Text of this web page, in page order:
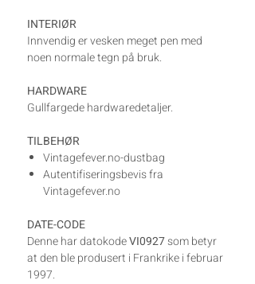
INTERIØR
Innvendig er vesken meget pen med
noen normale tegn på bruk.
HARDWARE
Gullfargede hardwaredetaljer.
TILBEHØR
Vintagefever.no-dustbag
Autentifiseringsbevis fra
Vintagefever.no
DATE-CODE
Denne har datokodeVI0927som betyr
at den ble produsert i Frankrike i februar
1997.